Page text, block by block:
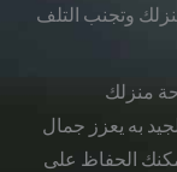
وتجنب التلف
منزلك
به يعزز جمال
الحفاظ على